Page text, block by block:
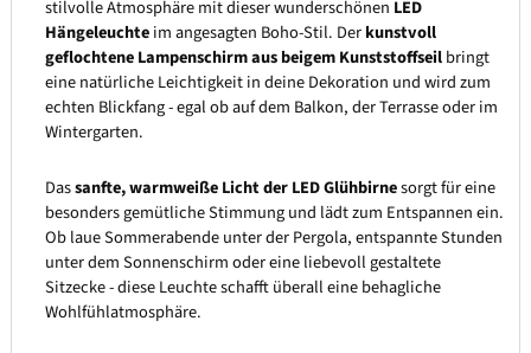
stilvolle Atmosphäre mit dieser wunderschönen LED
Hängeleuchteim angesagten Boho-Stil. Derkunstvoll
geflochtene Lampenschirm aus beigem Kunststoffseilbringt
eine natürliche Leichtigkeit in deine Dekoration und wird zum
echten Blickfang - egal ob auf dem Balkon, der Terrasse oder im
Wintergarten.
Dassanfte, warmweiße Licht der LED Glühbirnesorgt für eine
besonders gemütliche Stimmung und lädt zum Entspannen ein.
Ob laue Sommerabende unter der Pergola, entspannte Stunden
unter dem Sonnenschirm oder eine liebevoll gestaltete
Sitzecke - diese Leuchte schafft überall eine behagliche
Wohlfühlatmosphäre.